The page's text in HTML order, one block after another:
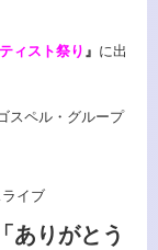
ィスト祭り 』 に出
スペル・グループ
イブ
りがとう